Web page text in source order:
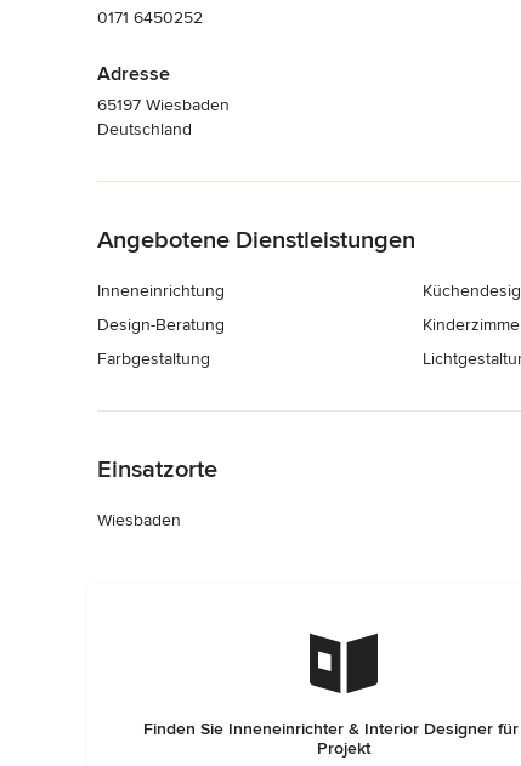
0171 6450252
Adresse
65197 Wiesbaden
Deutschland
Angebotene Dienstleistungen
Inneneinrichtung
Design-Beratung
Farbgestaltung
Einsatzorte
Wiesbaden
Finden Sie Inneneinrichter & Interior Designer
Projekt